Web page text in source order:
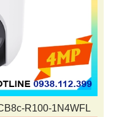
R100-1N4WFL